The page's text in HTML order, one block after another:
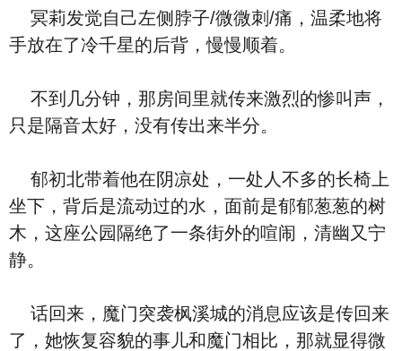
冥莉发觉自己左侧脖子/微微刺/痛，温柔地将
手放在了冷千星的后背，慢慢顺着。
不到几分钟，那房间里就传来激烈的惨叫声，
只是隔音太好，没有传出来半分。
郁初北带着他在阴凉处，一处人不多的长椅上
坐下，背后是流动过的水，面前是郁郁葱葱的树
木，这座公园隔绝了一条街外的喧闹，清幽又宁
静。
话回来，魔门突袭枫溪城的消息应该是传回来
了，她恢复容貌的事儿和魔门相比，那就显得微